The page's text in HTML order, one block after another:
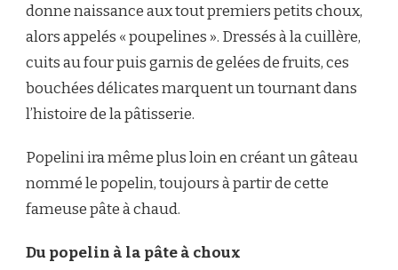
donne naissance aux tout premiers petits choux,
alors appelés « poupelines ». Dressés à la cuillère,
cuits au four puis garnis de gelées de fruits, ces
bouchées délicates marquent un tournant dans
l’histoire de la pâtisserie.
Popelini ira même plus loin en créant un gâteau
nommé le popelin, toujours à partir de cette
fameuse pâte à chaud.
Du popelin à la pâte à choux